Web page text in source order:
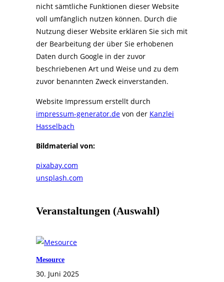
nicht sämtliche Funktionen dieser Website
voll umfänglich nutzen können. Durch die
Nutzung dieser Website erklären Sie sich mit
der Bearbeitung der über Sie erhobenen
Daten durch Google in der zuvor
beschriebenen Art und Weise und zu dem
zuvor benannten Zweck einverstanden.
Website Impressum erstellt durch
impressum-generator.de von der Kanzlei
Hasselbach
Bildmaterial von:
pixabay.com
unsplash.com
Veranstaltungen (Auswahl)
Mesource
30. Juni 2025